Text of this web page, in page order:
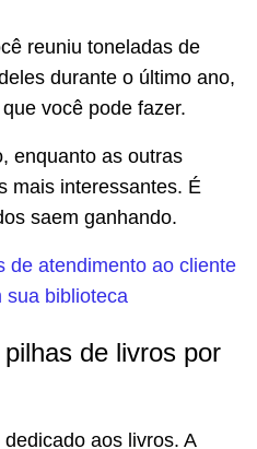
reuniu toneladas de
durante o último ano,
você pode fazer.
enquanto as outras
mais interessantes. É
saem ganhando.
de atendimento ao cliente
sua biblioteca
de livros por
aos livros. A